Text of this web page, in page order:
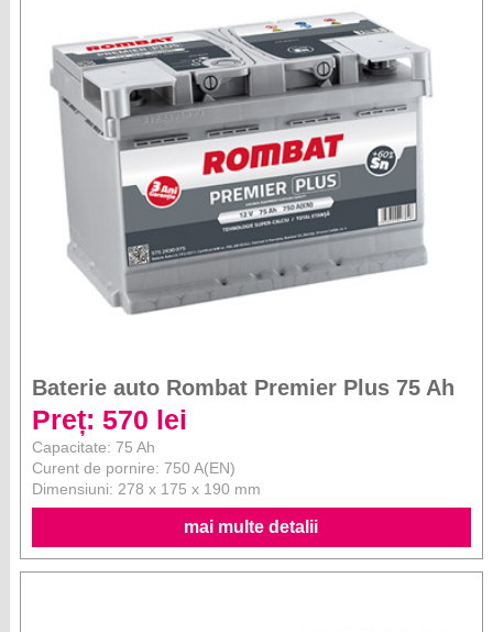
Baterie auto Rombat Premier Plus 75 Ah
Preț: 570 lei
Capacitate: 75 Ah
Curent de pornire: 750 A(EN)
Dimensiuni: 278 x 175 x 190 mm
mai multe detalii